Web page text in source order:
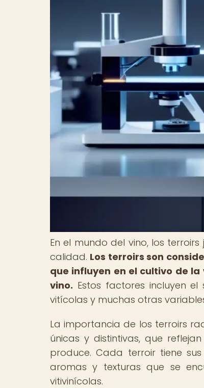
En el mundo del vino, los
calidad. Los terroirs son
que influyen en el cultivo de
vino. Estos factores incluyen
vitícolas y muchas otras
La importancia de los terroirs
únicas y distintivas, que
produce. Cada terroir tiene
aromas y texturas que se
vitivinícolas.